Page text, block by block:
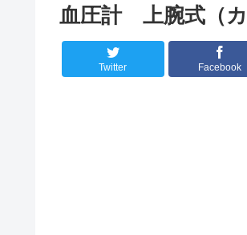
血圧計 上腕式（
Twitter Facebook